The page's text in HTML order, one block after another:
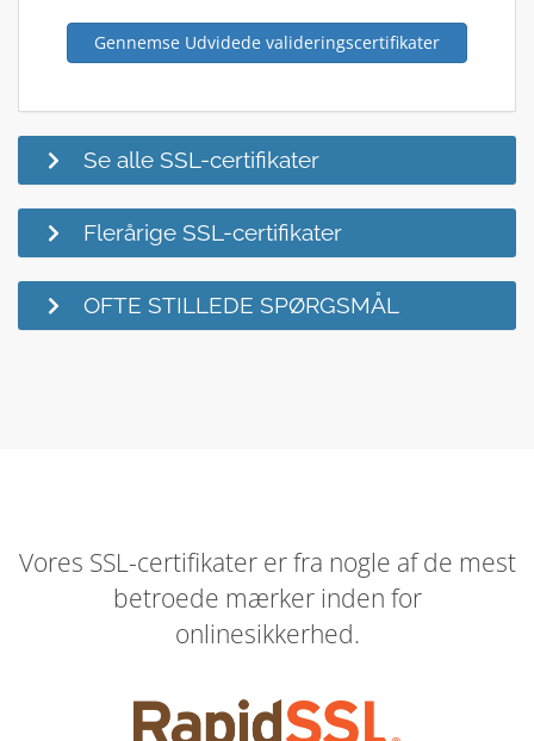
Gennemse Udvidede valideringscertifikater
Se alle SSL-certifikater
Flerårige SSL-certifikater
OFTE STILLEDE SPØRGSMÅL
Vores SSL-certifikater er fra nogle af de mest
betroede mærker inden for
onlinesikkerhed.